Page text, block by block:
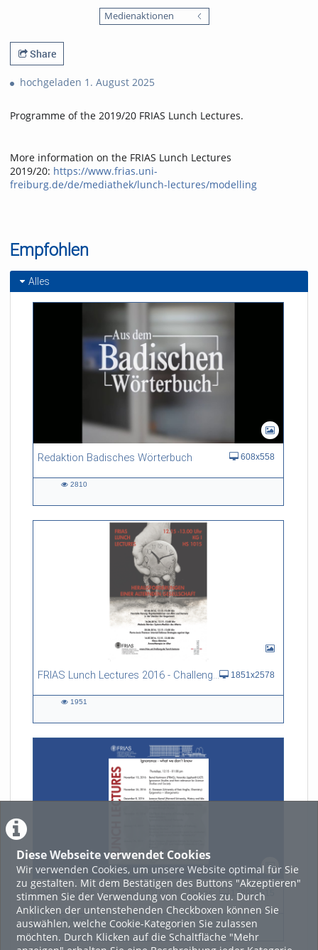
Diese Webseite verwendet Cookies
Wir verwenden Cookies, um unsere Website optimal für Sie
zu gestalten. Mit dem Bestätigen des Buttons "Akzeptieren"
stimmen Sie der Verwendung von Cookies zu. Durch
Anklicken der untenstehenden Checkboxen können Sie
auswählen, welche Cookie-Kategorien Sie zulassen
möchten. Durch Klicken auf die Schaltfläche "Mehr
Medienaktionen
Share
hochgeladen 1. August 2025
Programme of the 2019/20 FRIAS Lunch Lectures.
More information on the FRIAS Lunch Lectures
2019/20: https://www.frias.uni-
freiburg.de/de/mediathek/lunch-lectures/modelling
Empfohlen
Alles
Redaktion Badisches Wörterbuch 608x558
2810
FRIAS Lunch Lectures 2016 - Challenges of an Ageing Society 1851x2578
1951
FRIAS Lunch Lectures 2016/17 - Ignorance - what we don't know 1789x2515
1857
1857
views